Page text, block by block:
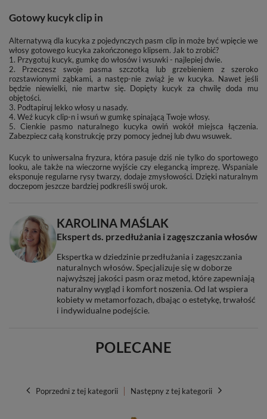
Gotowy kucyk clip in
Alternatywą dla kucyka z pojedynczych pasm clip in może być wpięcie we
włosy gotowego kucyka zakończonego klipsem. Jak to zrobić?
1. Przygotuj kucyk, gumkę do włosów i wsuwki - najlepiej dwie.
2. Przeczesz swoje pasma szczotką lub grzebieniem z szeroko
rozstawionymi ząbkami, a następ-nie zwiąż je w kucyka. Nawet jeśli
będzie niewielki, nie martw się. Dopięty kucyk za chwilę doda mu
objętości.
3. Podtapiruj lekko włosy u nasady.
4. Weź kucyk clip-n i wsuń w gumkę spinającą Twoje włosy.
5. Cienkie pasmo naturalnego kucyka owiń wokół miejsca łączenia.
Zabezpiecz całą konstrukcję przy pomocy jednej lub dwu wsuwek.
Kucyk to uniwersalna fryzura, która pasuje dziś nie tylko do sportowego
looku, ale także na wieczorne wyjście czy elegancką imprezę. Wspaniale
eksponuje regularne rysy twarzy, dodaje zmysłowości. Dzięki naturalnym
doczepom jeszcze bardziej podkreśli swój urok.
KAROLINA MAŚLAK
Ekspert ds. przedłużania i zagęszczania włosów
Ekspertka w dziedzinie przedłużania i zagęszczania
naturalnych włosów. Specjalizuje się w doborze
najwyższej jakości pasm oraz metod, które zapewniają
naturalny wygląd i komfort noszenia. Od lat wspiera
kobiety w metamorfozach, dbając o estetykę, trwałość
i indywidualne podejście.
POLECANE
Poprzedni z tej kategorii Następny z tej kategorii